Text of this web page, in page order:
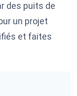
des puits de
un projet
et faites